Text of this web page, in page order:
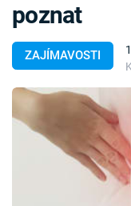
Témata
Témata
Pořady
ZAJÍMAVOSTI
poznat